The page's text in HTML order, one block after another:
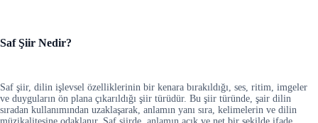
Saf Şiir Nedir?
Saf şiir, dilin işlevsel özelliklerinin bir kenara bırakıldığı, ses, ritim, imgeler
ve duyguların ön plana çıkarıldığı şiir türüdür. Bu şiir türünde, şair dilin
sıradan kullanımından uzaklaşarak, anlamın yanı sıra, kelimelerin ve dilin